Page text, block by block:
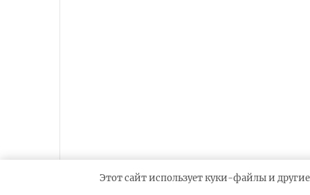
Этот сайт использует куки-файлы и